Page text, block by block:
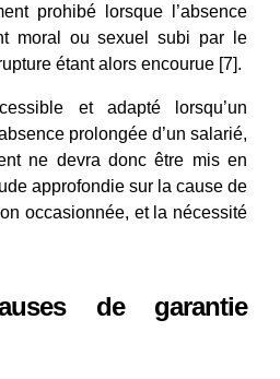
prohibé lorsque l’absence
moral ou sexuel subi par le
étant alors encourue [7].
et adapté lorsqu’un
prolongée d’un salarié,
ne devra donc être mis en
approfondie sur la cause de
occasionnée, et la nécessité
de garantie